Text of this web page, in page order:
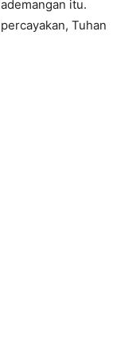
itu.
Tuhan